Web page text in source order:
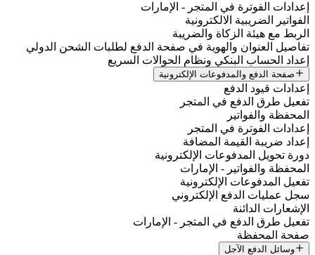
إعدادات الفوترة في المتجر - الإمارات
الفواتير الضريبية الالكترونية
الربط مع هيئة الزكاة والضريبة
تفاصيل العنوان والهوية في صفحة الدفع لطلبات الشحن الدولي
إعداد الحساب البنكي ونظام الحوالات السريع
صفحة الدفع والمدفوعات الإلكترونية
إعدادات قيود الدفع
تفعيل طرق الدفع في المتجر
المحفظة والفواتير
إعدادات الفوترة في المتجر
إعداد ضريبة القيمة المضافة
دورة تحويل المدفوعات الإلكترونية
المحفظة والفواتير - الإمارات
تفعيل المدفوعات الإلكترونية
سجل عمليات الدفع الإلكتروني
الإشعارات الدائنة
تفعيل طرق الدفع في المتجر - الإمارات
صفحة المحفظة
وسائل الدفع الآجل